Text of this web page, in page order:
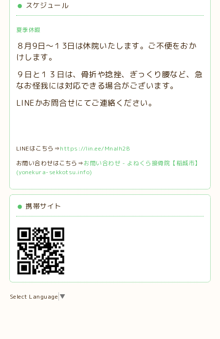
スケジュール
夏季休暇
８月9日～１3日は休院いたします。ご不便をおか
けします。
９日と１３日は、 骨折や捻挫、ぎっくり腰など、急
なお怪我には対応できる場合がございます。
LINEかお問合せにてご連絡ください。
LINEはこちら⇒https://lin.ee/MnaIh2B
お問い合わせはこちら⇒お問い合わせ - よねくら接骨院【稲城市】
(yonekura-sekkotsu.info)
携帯サイト
Select Language ▼